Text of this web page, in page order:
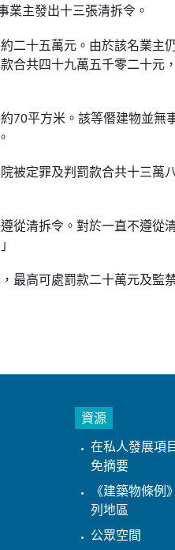
業主發出十三張清拆令。
二十五萬元。由於該名業主
合共四十九萬五千零二十元
70平方米。該等僭建物並無
被定罪及判罰款合共十三萬
從清拆令。對於一直不遵從
最高可處罰款二十萬元及監
資源
在私人發展項
免摘要
《建築物條例
列地區
公眾空間